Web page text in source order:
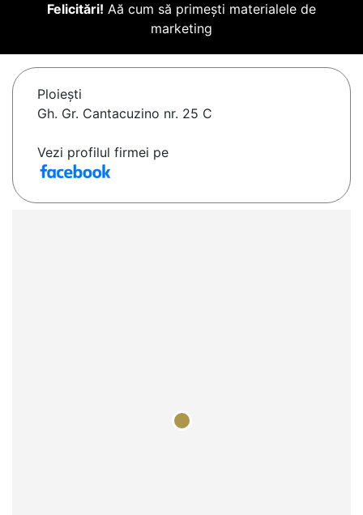
Felicitări! Aă cum să primești materialele de
marketing
Ploieşti
Gh. Gr. Cantacuzino nr. 25 C
Vezi profilul firmei pe